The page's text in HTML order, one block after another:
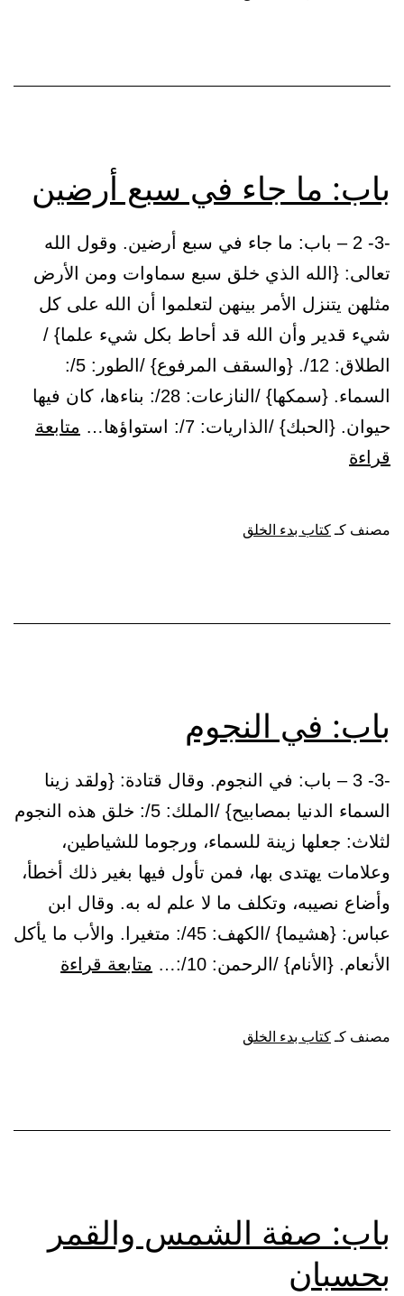
يبدأ
ثم
يعيده
وهو
أهون
عليه}
باب: ما جاء في سبع أرضين
-3- 2 – باب: ما جاء في سبع أرضين. وقول الله
تعالى: {الله الذي خلق سبع سماوات ومن الأرض
مثلهن يتنزل الأمر بينهن لتعلموا أن الله على كل
شيء قدير وأن الله قد أحاط بكل شيء علما} /
الطلاق: 12/. {والسقف المرفوع} /الطور: 5/:
السماء. {سمكها} /النازعات: 28/: بناءها، كان فيها
حيوان. {الحبك} /الذاريات: 7/: استواؤها…
متابعة
قراءة
مصنف كـكتاب بدء الخلق
باب: في النجوم
-3- 3 – باب: في النجوم. وقال قتادة: {ولقد زينا
السماء الدنيا بمصابيح} /الملك: 5/: خلق هذه النجوم
لثلاث: جعلها زينة للسماء، ورجوما للشياطين،
وعلامات يهتدى بها، فمن تأول فيها بغير ذلك أخطأ،
وأضاع نصيبه، وتكلف ما لا علم له به. وقال ابن
عباس: {هشيما} /الكهف: 45/: متغيرا. والأب ما يأكل
الأنعام. {الأنام} /الرحمن: 10/:…
متابعة قراءة
مصنف كـكتاب بدء الخلق
باب: صفة الشمس والقمر
بحسبان